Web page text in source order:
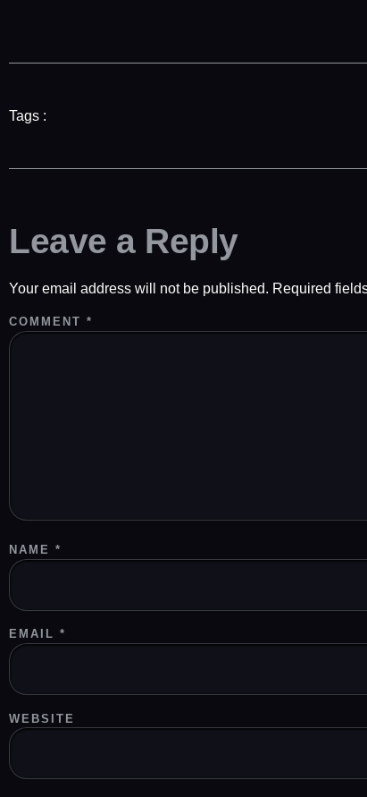
Tags :
Leave a Reply
Your email address will not be published. Required
COMMENT *
NAME *
EMAIL *
WEBSITE